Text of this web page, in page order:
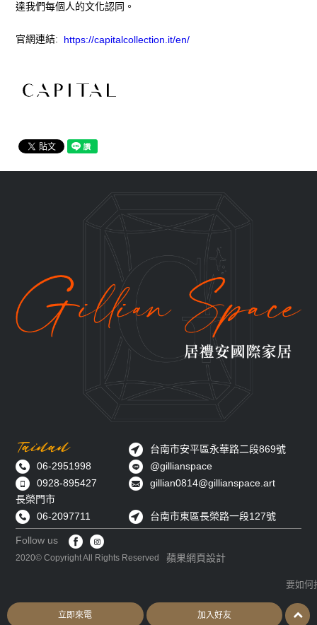
達我們每個人的文化認同。
官網連結: https://capitalcollection.it/en/
Tainan
台南市安平區永華路二段869號
06-2951998
@gillianspace
0928-895427
gillian0814@gillianspace.art
長榮門市
06-2097711
台南市東區長榮路一段127號
Follow us
2020© Copyright All Rights Reserved 蘋果網頁設計
要如何
立即來電 加入好友